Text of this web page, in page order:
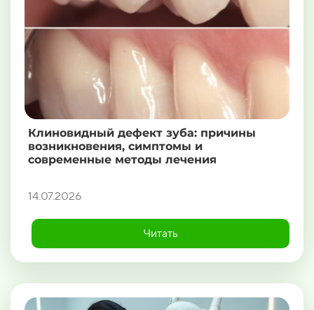
Клиновидный дефект зуба: причины
возникновения, симптомы и
современные методы лечения
14.07.2026
Читать